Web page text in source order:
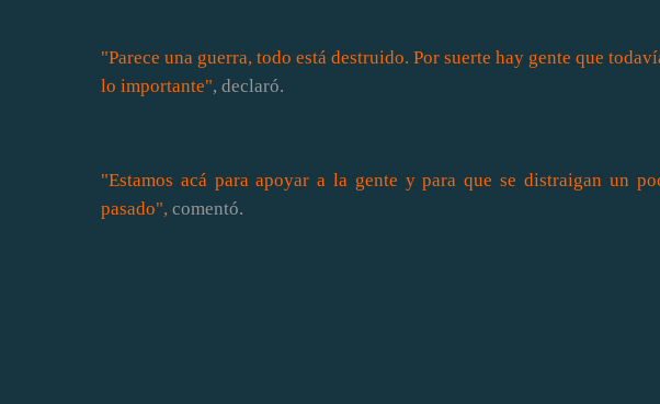
"Parece una guerra, todo está destruido. Por suerte hay gente que
lo importante", declaró.
"Estamos acá para apoyar a la gente y para que se distraigan un
pasado", comentó.